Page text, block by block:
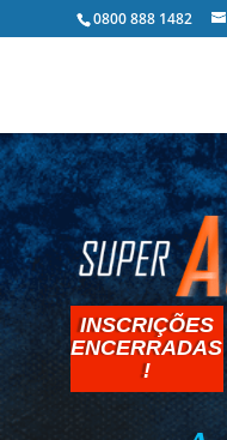
0800 888 1482
INSCRIÇÕES
ENCERRADAS
!